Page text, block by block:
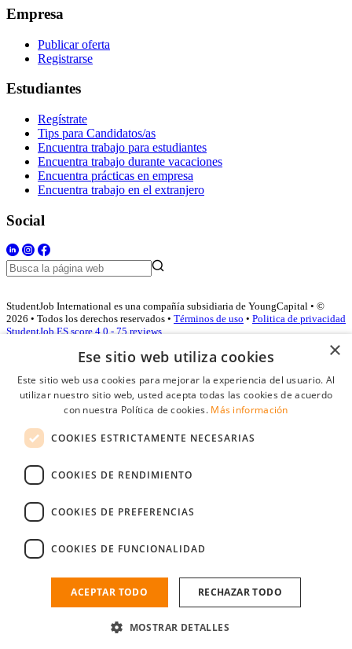
Empresa
Publicar oferta
Registrarse
Estudiantes
Regístrate
Tips para Candidatos/as
Encuentra trabajo para estudiantes
Encuentra trabajo durante vacaciones
Encuentra prácticas en empresa
Encuentra trabajo en el extranjero
Social
StudentJob International es una compañía subsidiaria de YoungCapital • ©
2026 • Todos los derechos reservados • Términos de uso • Politica de privacidad
StudentJob ES score 4.0 - 75 reviews
Acceso empresas
Contraseña
Recordarme
Conectarse
Registro gratuito empresas
Encuentre al candidato perfecto a tan sólo un par de clicks
×
Ese sitio web utiliza cookies
Este sitio web usa cookies para mejorar la experiencia del usuario. Al
utilizar nuestro sitio web, usted acepta todas las cookies de acuerdo
con nuestra Política de cookies. Más información
COOKIES ESTRICTAMENTE NECESARIAS
COOKIES DE RENDIMIENTO
COOKIES DE PREFERENCIAS
COOKIES DE FUNCIONALIDAD
ACEPTAR TODO RECHAZAR TODO
MOSTRAR DETALLES